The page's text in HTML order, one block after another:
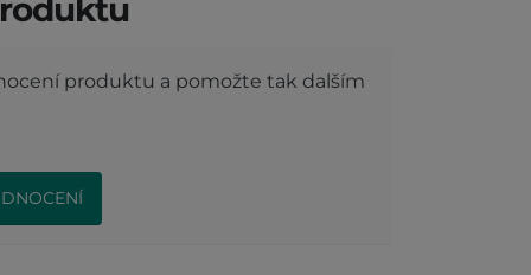
produktu a pomožte tak dalším